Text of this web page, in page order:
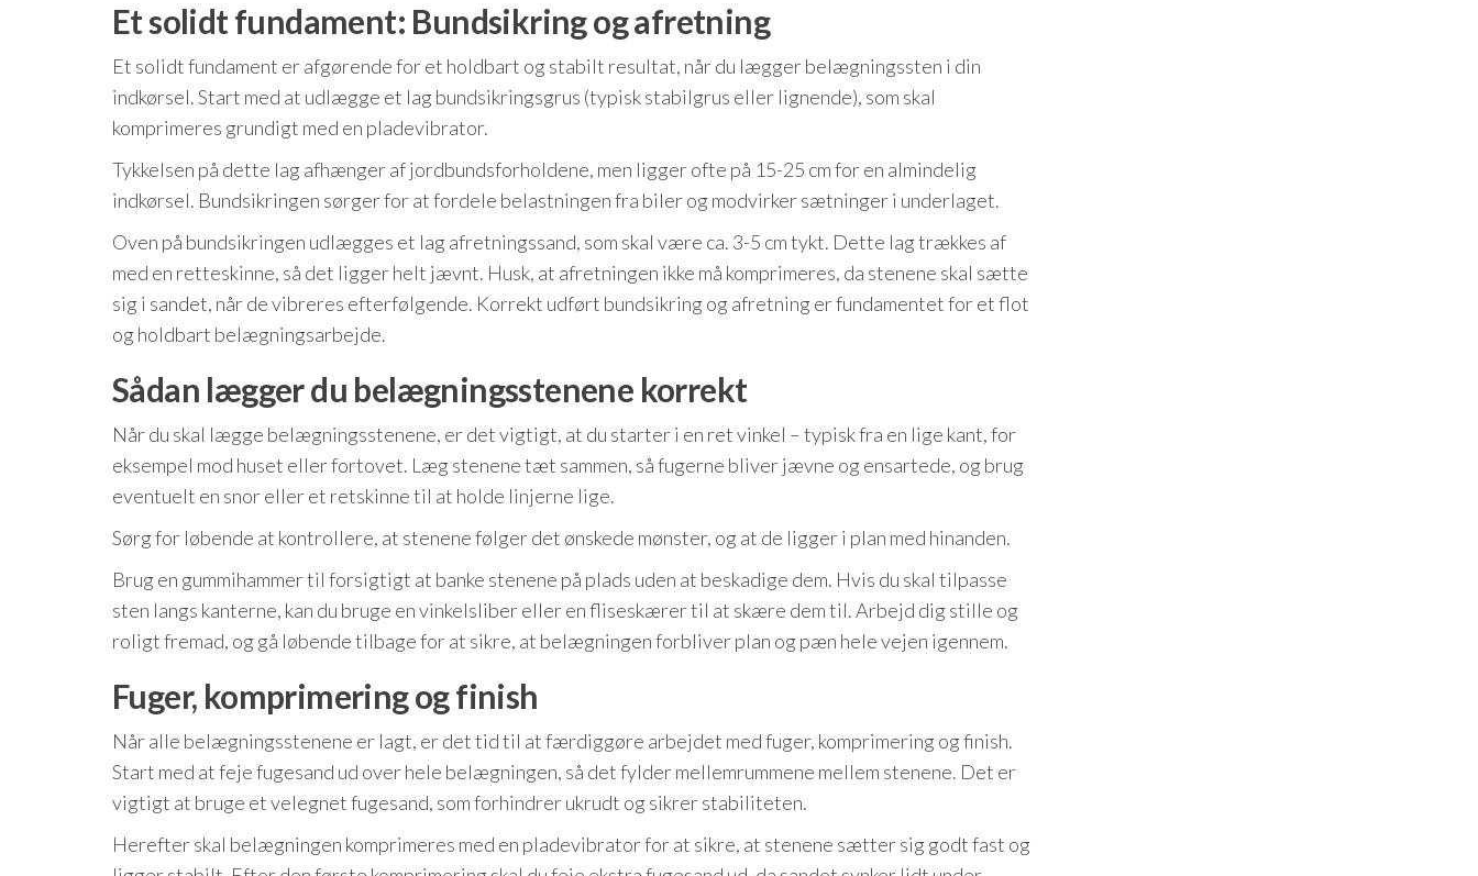
Et solidt fundament: Bundsikring og afretning
Et solidt fundament er afgørende for et holdbart og stabilt resultat, når du lægger belægningssten i din
indkørsel. Start med at udlægge et lag bundsikringsgrus (typisk stabilgrus eller lignende), som skal
komprimeres grundigt med en pladevibrator.
Tykkelsen på dette lag afhænger af jordbundsforholdene, men ligger ofte på 15-25 cm for en almindelig
indkørsel. Bundsikringen sørger for at fordele belastningen fra biler og modvirker sætninger i underlaget.
Oven på bundsikringen udlægges et lag afretningssand, som skal være ca. 3-5 cm tykt. Dette lag trækkes af
med en retteskinne, så det ligger helt jævnt. Husk, at afretningen ikke må komprimeres, da stenene skal sætte
sig i sandet, når de vibreres efterfølgende. Korrekt udført bundsikring og afretning er fundamentet for et flot
og holdbart belægningsarbejde.
Sådan lægger du belægningsstenene korrekt
Når du skal lægge belægningsstenene, er det vigtigt, at du starter i en ret vinkel – typisk fra en lige kant, for
eksempel mod huset eller fortovet. Læg stenene tæt sammen, så fugerne bliver jævne og ensartede, og brug
eventuelt en snor eller et retskinne til at holde linjerne lige.
Sørg for løbende at kontrollere, at stenene følger det ønskede mønster, og at de ligger i plan med hinanden.
Brug en gummihammer til forsigtigt at banke stenene på plads uden at beskadige dem. Hvis du skal tilpasse
sten langs kanterne, kan du bruge en vinkelsliber eller en fliseskærer til at skære dem til. Arbejd dig stille og
roligt fremad, og gå løbende tilbage for at sikre, at belægningen forbliver plan og pæn hele vejen igennem.
Fuger, komprimering og finish
Når alle belægningsstenene er lagt, er det tid til at færdiggøre arbejdet med fuger, komprimering og finish.
Start med at feje fugesand ud over hele belægningen, så det fylder mellemrummene mellem stenene. Det er
vigtigt at bruge et velegnet fugesand, som forhindrer ukrudt og sikrer stabiliteten.
Herefter skal belægningen komprimeres med en pladevibrator for at sikre, at stenene sætter sig godt fast og